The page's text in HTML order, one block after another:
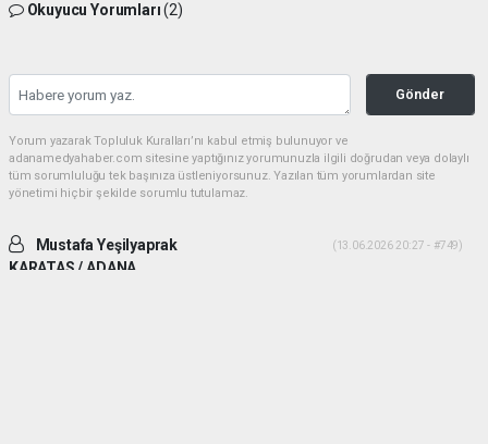
Okuyucu Yorumları(2)
Gönder
Yorum yazarak Topluluk Kuralları’nı kabul etmiş bulunuyor ve
adanamedyahaber.com sitesine yaptığınız yorumunuzla ilgili doğrudan veya dolaylı
tüm sorumluluğu tek başınıza üstleniyorsunuz. Yazılan tüm yorumlardan site
yönetimi hiçbir şekilde sorumlu tutulamaz.
Mustafa Yeşilyaprak
KARATAS / ADANA
(13.06.2026 20:27 - #749)